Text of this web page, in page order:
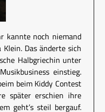
kannte noch niemand
Das änderte sich
Halbgriechin unter
einstieg.
beim Kiddy Contest
später erschien ihre
geht’s steil bergauf.